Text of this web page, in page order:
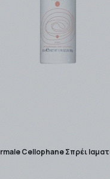
Cellophane Σπρέι